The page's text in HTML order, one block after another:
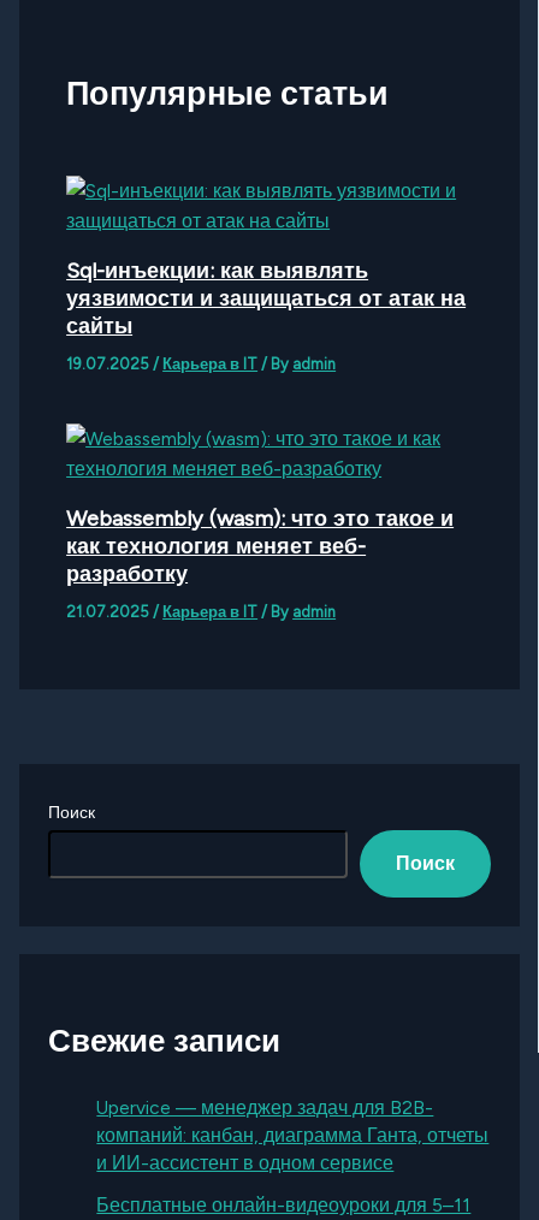
Популярные статьи
Sql-инъекции: как выявлять
уязвимости и защищаться от атак на
сайты
19.07.2025 / Карьера в IT / By admin
Webassembly (wasm): что это такое и
как технология меняет веб-
разработку
21.07.2025/ Карьера в IT / By admin
Поиск
Поиск
Свежие записи
Upervice — менеджер задач для B2B-
компаний: канбан, диаграмма Ганта, отчеты
и ИИ-ассистент в одном сервисе
Бесплатные онлайн-видеоуроки для 5–11